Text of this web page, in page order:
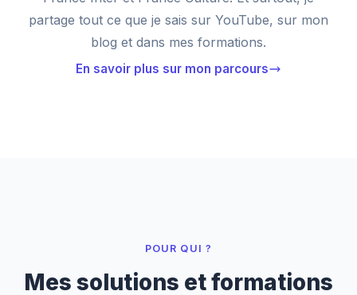
partage tout ce que je sais sur YouTube, sur mon
blog et dans mes formations.
En savoir plus sur mon parcours
POUR QUI ?
Mes solutions et formations